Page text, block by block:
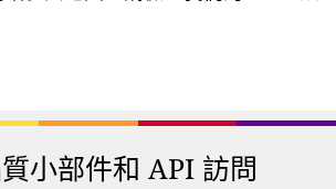
小部件和 API 訪問